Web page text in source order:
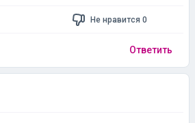
Не нравится 0
Ответить